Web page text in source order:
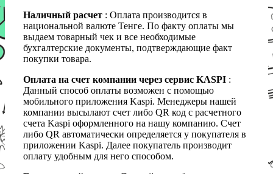
Наличный расчет : Оплата производится в
национальной валюте Тенге. По факту оплаты мы
выдаем товарный чек и все необходимые
бухгалтерские документы, подтверждающие факт
покупки товара.
Оплата на счет компании через сервис KASPI :
Данный способ оплаты возможен с помощью
мобильного приложения Kaspi. Менеджеры нашей
компании высылают счет либо QR код с расчетного
счета Kaspi оформленного на нашу компанию. Счет
либо QR автоматически определяется у покупателя в
приложении Kaspi. Далее покупатель производит
оплату удобным для него способом.